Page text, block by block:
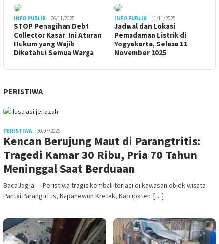
INFO PUBLIK 26/11/2025
STOP Penagihan Debt
Collector Kasar: Ini Aturan
Hukum yang Wajib
Diketahui Semua Warga
INFO PUBLIK 11/11/2025
Jadwal dan Lokasi
Pemadaman Listrik di
Yogyakarta, Selasa 11
November 2025
PERISTIWA
PERISTIWA 30/07/2026
Kencan Berujung Maut di Parangtritis:
Tragedi Kamar 30 Ribu, Pria 70 Tahun
Meninggal Saat Berduaan
BacaJogja — Peristiwa tragis kembali terjadi di kawasan objek wisata
Pantai Parangtritis, Kapanewon Kretek, Kabupaten […]